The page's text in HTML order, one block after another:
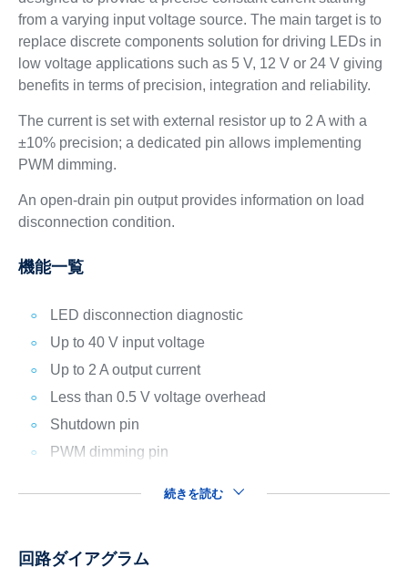
from a varying input voltage source. The main target is to
replace discrete components solution for driving LEDs in
low voltage applications such as 5 V, 12 V or 24 V giving
benefits in terms of precision, integration and reliability.
The current is set with external resistor up to 2 A with a
±10% precision; a dedicated pin allows implementing
PWM dimming.
An open-drain pin output provides information on load
disconnection condition.
機能一覧
LED disconnection diagnostic
Up to 40 V input voltage
Up to 2 A output current
Less than 0.5 V voltage overhead
Shutdown pin
PWM dimming pin
続きを読む
回路ダイアグラム